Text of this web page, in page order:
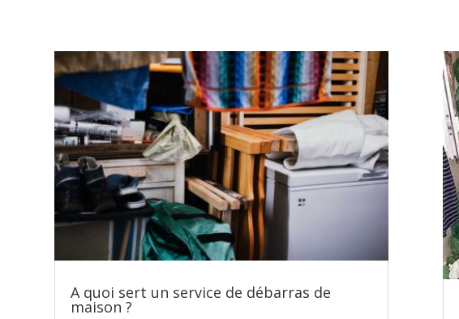
A quoi sert un service de débarras de
maison ?